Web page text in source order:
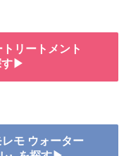
リートメント
す▶
モ ウォーター